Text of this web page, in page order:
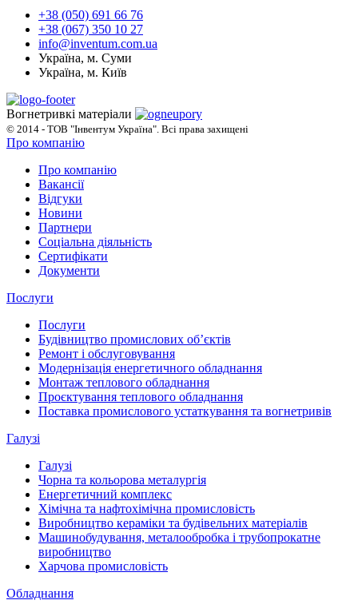
+38 (050) 691 66 76
+38 (067) 350 10 27
info@inventum.com.ua
Україна, м. Суми
Україна, м. Київ
Вогнетривкі матеріали
© 2014 - ТОВ "Інвентум Україна". Всі права захищені
Про компанію
Про компанію
Вакансії
Відгуки
Новини
Партнери
Соціальна діяльність
Сертифікати
Документи
Послуги
Послуги
Будівництво промислових обʼєктів
Ремонт і обслуговування
Модернізація енергетичного обладнання
Монтаж теплового обладнання
Проєктування теплового обладнання
Поставка промислового устаткування та вогнетривів
Галузі
Галузі
Чорна та кольорова металургія
Енергетичний комплекс
Хімічна та нафтохімічна промисловість
Виробництво кераміки та будівельних матеріалів
Машинобудування, металообробка і трубопрокатне
виробництво
Харчова промисловість
Обладнання